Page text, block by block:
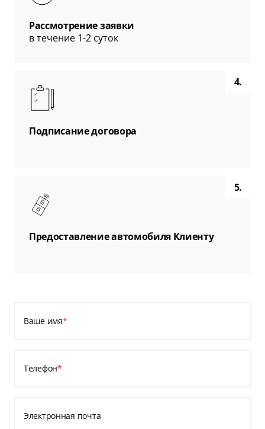
Рассмотрение заявки
в течение 1-2 суток
4.
Подписание договора
5.
Предоставление автомобиля Клиенту
Ваше имя*
Телефон*
Электронная почта